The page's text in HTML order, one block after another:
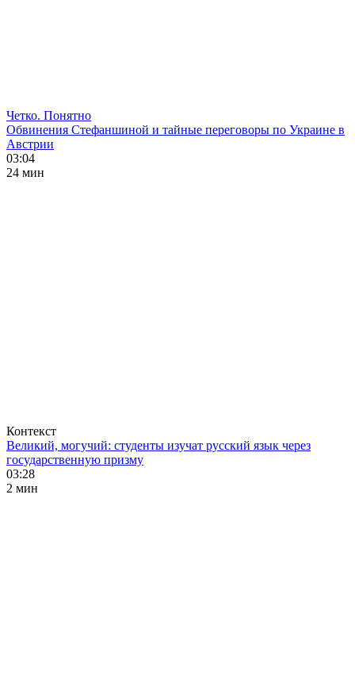
Четко. Понятно
Обвинения Стефаншиной и тайные переговоры по Украине в
Австрии
03:04
24 мин
Контекст
Великий, могучий: студенты изучат русский язык через
государственную призму
03:28
2 мин